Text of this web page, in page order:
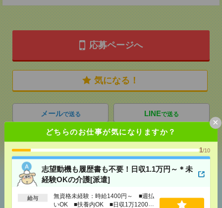
どちらのお仕事が気になりますか？
1/10
志望動機も履歴書も不要！日収1.1万円～＊未
経験OKの介護[派遣]
給与
無資格未経験：時給1400円～ ■週払
いOK ■扶養内OK ■日収1万1200円
×
応募ページへ
気になる！
メールで送る LINEで送る
シェア ツイート ブックマーク
あなたの閲覧履歴からの
おすすめ